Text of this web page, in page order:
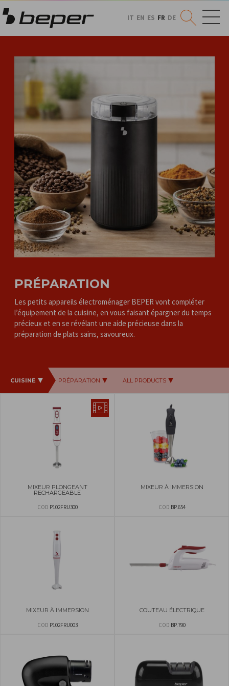
IT EN ES FR DE
PRÉPARATION
Les petits appareils électroménager BEPER vont compléter
l’équipement de la cuisine, en vous faisant épargner du temps
précieux et en se révélant une aide précieuse dans la
préparation de plats sains, savoureux.
CUISINE PRÉPARATION ALL PRODUCTS
MIXEUR PLONGEANT
RECHARGEABLE
COD P102FRU300
MIXEUR À IMMERSION
COD BP.654
MIXEUR À IMMERSION
COD P102FRU003
COUTEAU ÉLECTRIQUE
COD BP.790